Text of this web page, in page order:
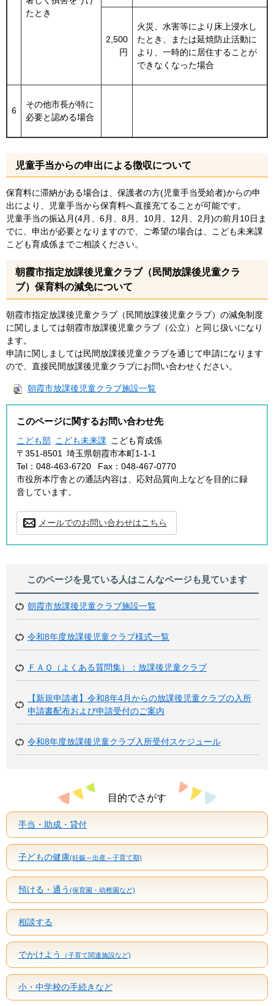
たとき
2,500
円
火災、水害等により床上浸水し
たとき、または延焼防止活動に
より、一時的に居住することが
できなくなった場合
6
その他市長が特に
必要と認める場合
児童手当からの申出による徴収について
保育料に滞納がある場合は、保護者の方(児童手当受給者)からの申
出により、児童手当から保育料へ直接充てることが可能です。
児童手当の振込月(4月、6月、8月、10月、12月、2月)の前月10日ま
でに、申出が必要となりますので、ご希望の場合は、こども未来課
こども育成係までご相談ください。
朝霞市指定放課後児童クラブ（民間放課後児童クラ
ブ）保育料の減免について
朝霞市指定放課後児童クラブ（民間放課後児童クラブ）の減免制度
に関しましては朝霞市放課後児童クラブ（公立）と同じ扱いになり
ます。
申請に関しましては民間放課後児童クラブを通じて申請になります
ので、直接民間放課後児童クラブにお問い合わせください。
朝霞市放課後児童クラブ施設一覧
このページに関するお問い合わせ先
こども部 こども未来課
こども育成係
〒351-8501
埼玉県朝霞市本町1-1-1
Tel：048-463-6720
Fax：048-467-0770
市役所本庁舎との通話内容は、応対品質向上などを目的に録
音しています。
メールでのお問い合わせはこちら
このページを見ている人はこんなページも見ています
朝霞市放課後児童クラブ施設一覧
令和8年度放課後児童クラブ様式一覧
ＦＡＱ（よくある質問集）：放課後児童クラブ
【新規申請者】令和8年4月からの放課後児童クラブの入所
申請書配布および申請受付のご案内
令和8年度放課後児童クラブ入所受付スケジュール
目的でさがす
手当・助成・貸付
子どもの健康(妊娠～出産～子育て期)
預ける・通う (保育園・幼稚園など)
相談する
でかけよう （子育て関連施設など)
小・中学校の手続きなど